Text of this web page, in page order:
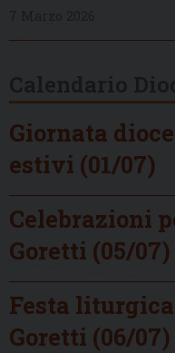
Giornata
estivi (01/07)
Celebrazioni
Goretti (05/07)
Festa
Goretti (06/07)